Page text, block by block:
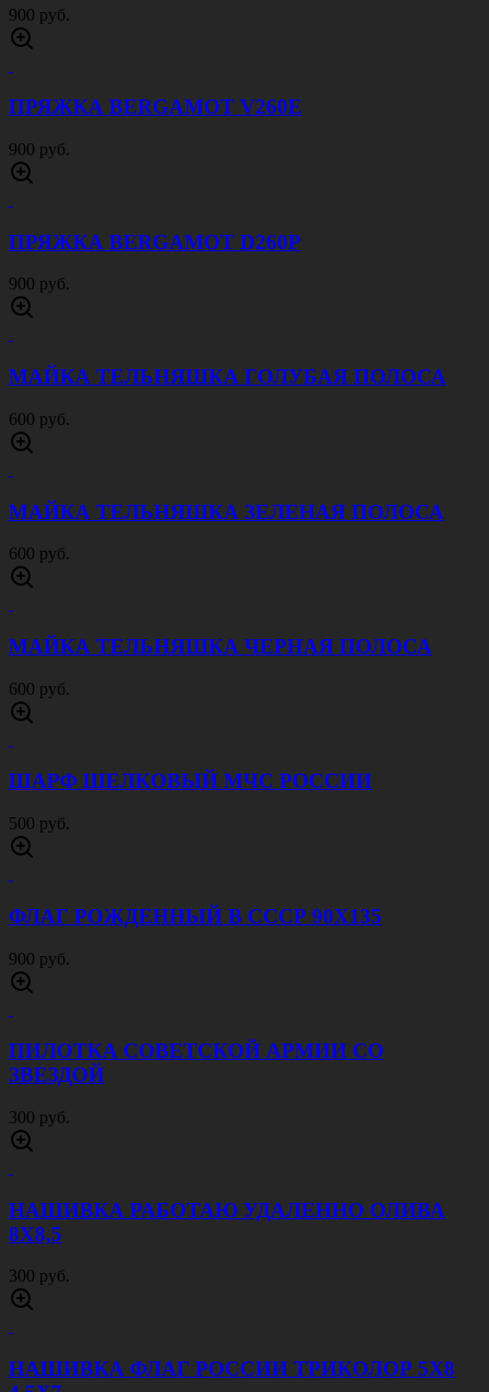
ЗНАЧОК OLD SKOOL BIKER HOT LEATHERS
3,5Х3,5
300 руб.
ЗНАЧОК SKELETON BIKE HOT LEATHERS
ПРЯЖКА BERGAMOT O258E
ПРЯЖКА BERGAMOT P132E
ПРЯЖКА BERGAMOT Z146
ПРЯЖКА BERGAMOT V260E
ПРЯЖКА BERGAMOT D260P
МАЙКА ТЕЛЬНЯШКА ГОЛУБАЯ ПОЛОСА
600 руб.
МАЙКА ТЕЛЬНЯШКА ЗЕЛЕНАЯ ПОЛОСА
600 руб.
МАЙКА ТЕЛЬНЯШКА ЧЕРНАЯ ПОЛОСА